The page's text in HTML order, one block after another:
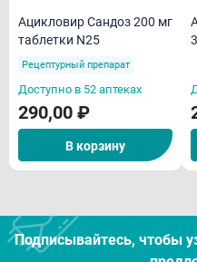
Ацикловир Сандоз 200 мг
таблетки N25
Рецептурный препарат
Доступно в 52 аптеках
290,00 ₽
В корзину
Подписывайтесь, чтобы